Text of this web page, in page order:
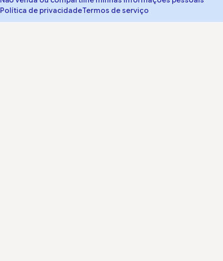
Política de privacidadeTermos de serviço